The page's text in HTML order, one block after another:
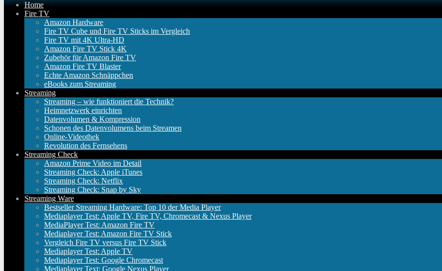
Home
Fire TV
Amazon Hardware
Fire TV Cube und Fire TV Sticks im Vergleich
Fire TV mit 4K Ultra-HD
Amazon Fire TV Stick 4K
Zubehör für Amazon Fire TV
Amazon Fire TV Blaster
Echte Amazon Schnäppchen
eBooks zum Streaming
Streaming
Streaming – wie funktioniert die Technik?
Heimnetzwerk einrichten
Datenvolumen & Kompression
Schonen des Datenvolumens beim Streamen
Online-Videothek
Revolution des Fernsehens
Streaming Check
Amazon Prime Video im Detail
Streaming Check: Apple iTunes
Streaming Check: Netflix
Streaming Check: Snap by Sky
Streaming Ware
Bestseller Streaming Hardware: Top 10 der Media Player
Mediaplayer Test: Apple TV, Fire TV, Chromecast & Nexus Player
MediaPlayer Test: Amazon Fire TV
Mediaplayer Test: Amazon Fire TV Stick
Vergleich Fire TV versus Fire TV Stick
Mediaplayer Test: Apple TV
Mediaplayer Test: Google Chromecast
Mediaplayer Text: Google Nexus Player